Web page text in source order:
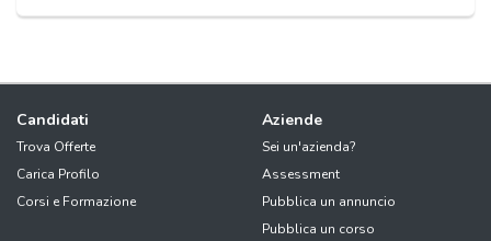
Candidati
Trova Offerte
Carica Profilo
Corsi e Formazione
Aziende
Sei un'azienda?
Assessment
Pubblica un annuncio
Pubblica un corso